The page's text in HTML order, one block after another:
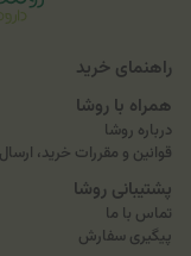
راهنمای خرید
همراه با روشا
درباره روشا
قوانین و مقررات خرید،
پشتیبانی روشا
تماس با ما
پیگیری سفارش